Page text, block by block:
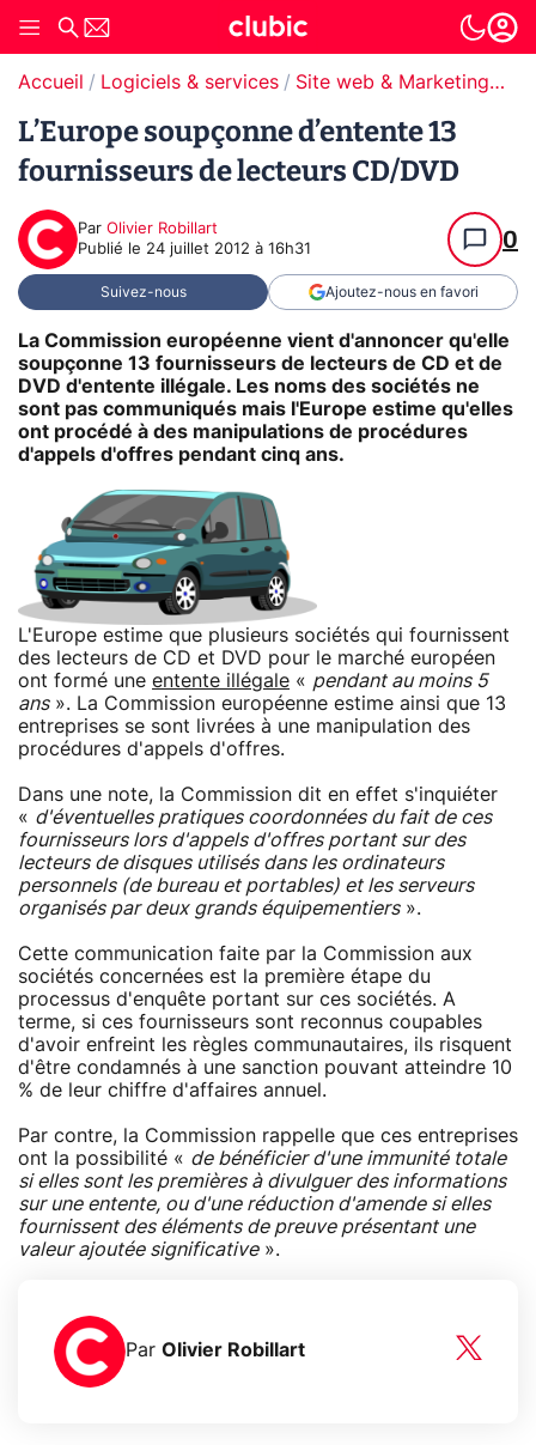
Accueil Logiciels & services Site web & Marketing Digital
L’Europe soupçonne d’entente 13
fournisseurs de lecteurs CD/DVD
Par Olivier Robillart
Publié le 24 juillet 2012 à 16h31 0
Suivez-nous Ajoutez-nous en favori
La Commission européenne vient d'annoncer qu'elle
soupçonne 13 fournisseurs de lecteurs de CD et de
DVD d'entente illégale. Les noms des sociétés ne
sont pas communiqués mais l'Europe estime qu'elles
ont procédé à des manipulations de procédures
d'appels d'offres pendant cinq ans.
L'Europe estime que plusieurs sociétés qui fournissent
des lecteurs de CD et DVD pour le marché européen
ont formé une entente illégale « pendant au moins 5
ans». La Commission européenne estime ainsi que 13
entreprises se sont livrées à une manipulation des
procédures d'appels d'offres.
Dans une note, la Commission dit en effet s'inquiéter
« d'éventuelles pratiques coordonnées du fait de ces
fournisseurs lors d'appels d'offres portant sur des
lecteurs de disques utilisés dans les ordinateurs
personnels (de bureau et portables) et les serveurs
organisés par deux grands équipementiers».
Cette communication faite par la Commission aux
sociétés concernées est la première étape du
processus d'enquête portant sur ces sociétés. A
terme, si ces fournisseurs sont reconnus coupables
d'avoir enfreint les règles communautaires, ils risquent
d'être condamnés à une sanction pouvant atteindre 10
% de leur chiffre d'affaires annuel.
Par contre, la Commission rappelle que ces entreprises
ont la possibilité « de bénéficier d'une immunité totale
si elles sont les premières à divulguer des informations
sur une entente, ou d'une réduction d'amende si elles
fournissent des éléments de preuve présentant une
valeur ajoutée significative».
Par Olivier Robillart